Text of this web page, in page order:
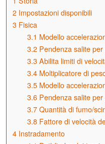
2 Impostazioni disponibili
3 Fisica
3.1 Modello
3.2 Pendenza salite per
3.3 Abilita limiti di
3.4 Moltiplicatore di
3.5 Modello
3.6 Pendenza salite
3.7 Quantità di fumo/
3.8 Fattore di velocità
4 Instradamento